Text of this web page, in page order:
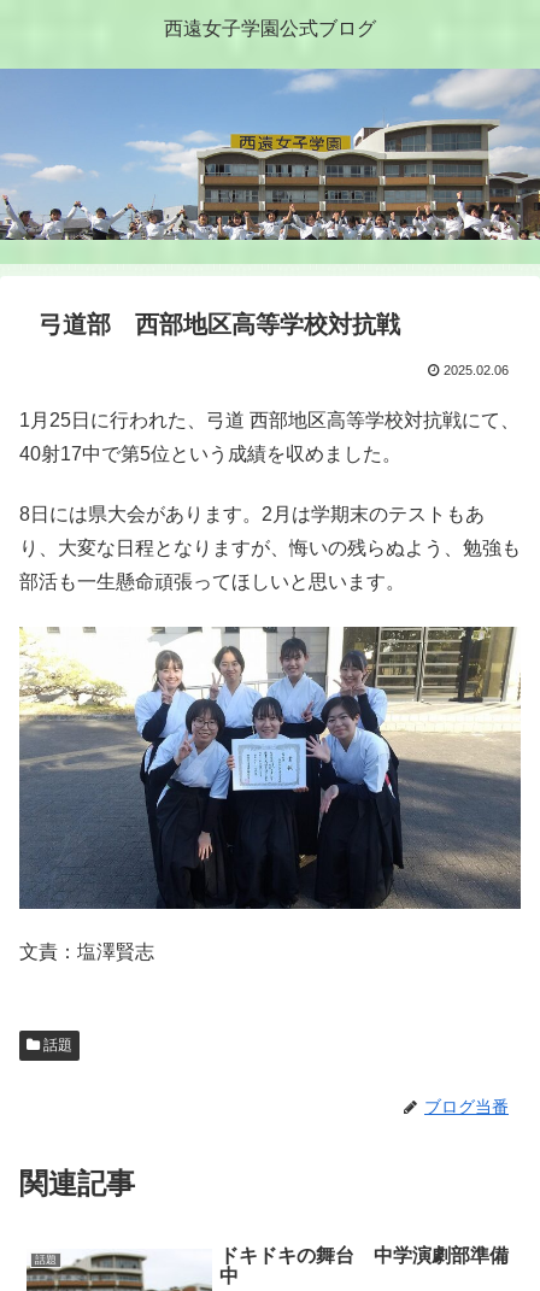
西遠女子学園公式ブログ
弓道部 西部地区高等学校対抗戦
2025.02.06
1月25日に行われた、弓道 西部地区高等学校対抗戦にて、
40射17中で第5位という成績を収めました。
8日には県大会があります。2月は学期末のテストもあ
り、大変な日程となりますが、悔いの残らぬよう、勉強も
部活も一生懸命頑張ってほしいと思います。
文責：塩澤賢志
話題
ブログ当番
関連記事
話題
ドキドキの舞台 中学演劇部準備
中